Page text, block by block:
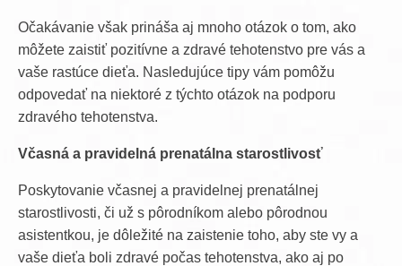
Očakávanie však prináša aj mnoho otázok o tom, ako
môžete zaistiť pozitívne a zdravé tehotenstvo pre vás a
vaše rastúce dieťa. Nasledujúce tipy vám pomôžu
odpovedať na niektoré z týchto otázok na podporu
zdravého tehotenstva.
Včasná a pravidelná prenatálna starostlivosť
Poskytovanie včasnej a pravidelnej prenatálnej
starostlivosti, či už s pôrodníkom alebo pôrodnou
asistentkou, je dôležité na zaistenie toho, aby ste vy a
vaše dieťa boli zdravé počas tehotenstva, ako aj po